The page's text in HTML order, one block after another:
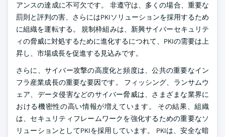
アンスの達成に不可欠です。 非遵守は、多くの場合、重要な
罰則と評判の害、さらにはPKIソリューションを採用するため
に組織を運転する。 規制枠組みは、新興サイバーセキュリテ
ィの脅威に対処するために進化するにつれて、PKIの需要は上
昇し、市場成長を促進する見込みです。
さらに、サイバー攻撃の高度化と頻度は、公共の重要なイン
フラ産業成長の重要な要因です。 フィッシング、ランサムウ
ェア、データ侵害などのサイバー脅威は、さまざまな業界に
おける機密性の高い情報が増えています。 その結果、組織
は、セキュリティフレームワークを強化するための重要なソ
リューションとしてPKIを採用しています。 PKIは、安全な暗